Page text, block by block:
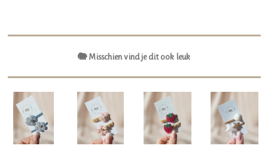
🐘 Misschien vind je dit ook leuk